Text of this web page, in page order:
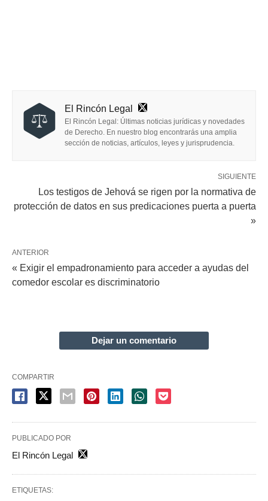
El Rincón Legal
El Rincón Legal: Últimas noticias jurídicas y novedades
de Derecho. En nuestro blog encontrarás una amplia
sección de noticias, artículos, leyes y jurisprudencia.
SIGUIENTE
Los testigos de Jehová se rigen por la normativa de
protección de datos en sus predicaciones puerta a puerta
»
ANTERIOR
« Exigir el empadronamiento para acceder a ayudas del
comedor escolar es discriminatorio
Dejar un comentario
COMPARTIR
PUBLICADO POR
El Rincón Legal
ETIQUETAS: